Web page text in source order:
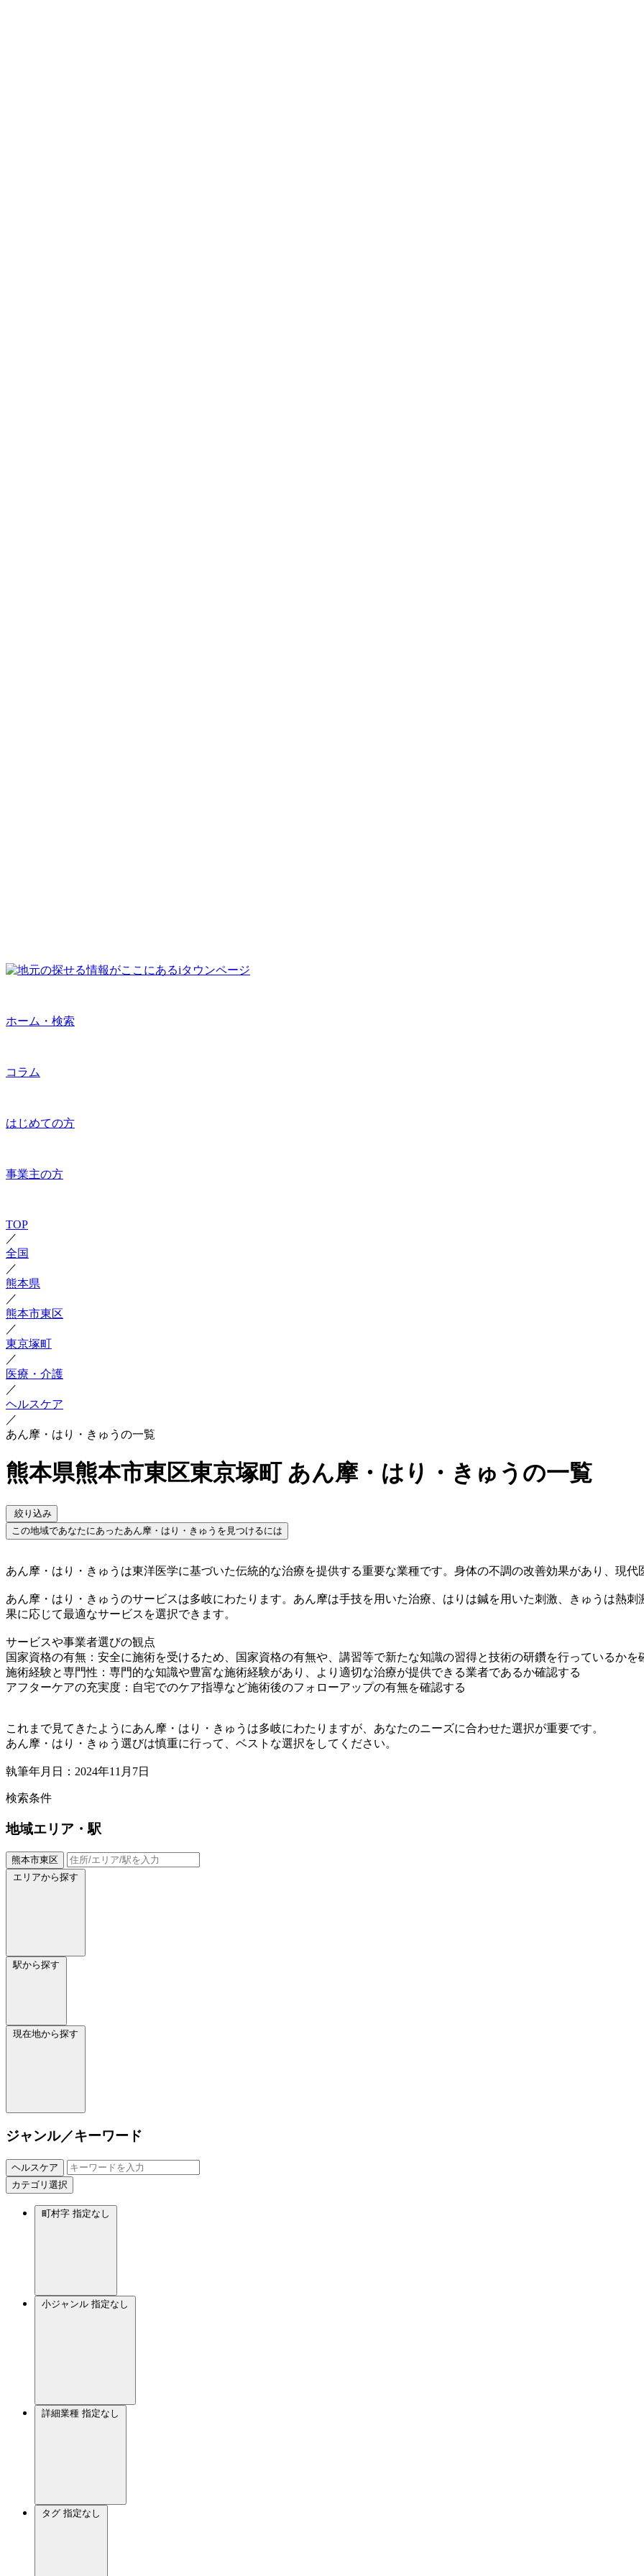
ホーム・検索
コラム
はじめての方
事業主の方
TOP
／
全国
／
熊本県
／
熊本市東区
／
東京塚町
／
医療・介護
／
ヘルスケア
／
あん摩・はり・きゅうの一覧
熊本県熊本市東区東京塚町 あん摩・はり・きゅうの一覧
絞り込み
この地域であなたにあったあん摩・はり・きゅうを見つけるには
あん摩・はり・きゅうは東洋医学に基づいた伝統的な治療を提供する重要な業種です。身体の不調の改善効果があり、現
あん摩・はり・きゅうのサービスは多岐にわたります。あん摩は手技を用いた治療、はりは鍼を用いた刺激、きゅうは熱
果に応じて最適なサービスを選択できます。
サービスや事業者選びの観点
国家資格の有無：安全に施術を受けるため、国家資格の有無や、講習等で新たな知識の習得と技術の研鑽を行っているかを
施術経験と専門性：専門的な知識や豊富な施術経験があり、より適切な治療が提供できる業者であるか確認する
アフターケアの充実度：自宅でのケア指導など施術後のフォローアップの有無を確認する
これまで見てきたようにあん摩・はり・きゅうは多岐にわたりますが、あなたのニーズに合わせた選択が重要です。
あん摩・はり・きゅう選びは慎重に行って、ベストな選択をしてください。
執筆年月日：2024年11月7日
検索条件
地域エリア・駅
熊本市東区
エリアから探す
駅から探す
現在地から探す
ジャンル／キーワード
ヘルスケア
カテゴリ選択
町村字 指定なし
小ジャンル 指定なし
詳細業種 指定なし
タグ 指定なし